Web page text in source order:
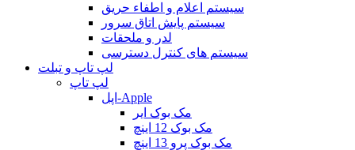
سیستم اعلام و اطفاء حریق
سیستم پایش اتاق سرور
لدر و ملحقات
سیستم های کنترل دسترسی
لپ تاپ و تبلت
لپ تاپ
اپل-Apple
مک بوک ایر
مک بوک 12 اینچ
مک بوک پرو 13 اینچ